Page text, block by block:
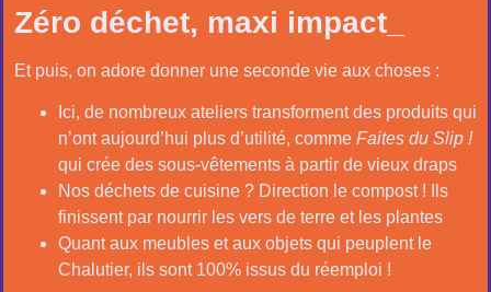
Zéro déchet, maxi impact_
Et puis, on adore donner une seconde vie aux choses :
Ici, de nombreux ateliers transforment des produits qui
n’ont aujourd’hui plus d’utilité, comme Faites du Slip !
qui crée des sous-vêtements à partir de vieux draps
Nos déchets de cuisine ? Direction le compost ! Ils
finissent par nourrir les vers de terre et les plantes
Quant aux meubles et aux objets qui peuplent le
Chalutier, ils sont 100% issus du réemploi !